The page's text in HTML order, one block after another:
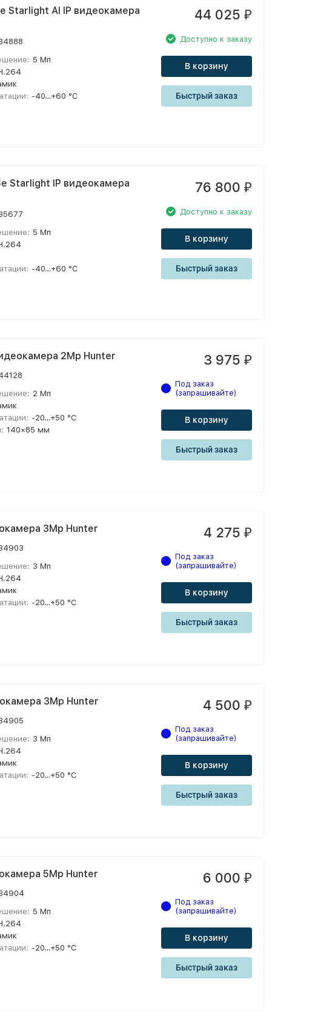
Starlight AI IP видеокамера
5 Мп
-40…+60 °С
44 025 ₽
Доступно к заказу
В корзину
Быстрый заказ
Starlight IP видеокамера
5 Мп
-40…+60 °С
76 800 ₽
Доступно к заказу
В корзину
Быстрый заказ
2Mp Hunter
2 Мп
-20…+50 °С
140×85 мм
3 975 ₽
Под заказ
(запрашивайте)
В корзину
Быстрый заказ
3Mp Hunter
3 Мп
-20…+50 °С
4 275 ₽
Под заказ
(запрашивайте)
В корзину
Быстрый заказ
3Mp Hunter
3 Мп
-20…+50 °С
4 500 ₽
Под заказ
(запрашивайте)
В корзину
Быстрый заказ
5Mp Hunter
5 Мп
-20…+50 °С
6 000 ₽
Под заказ
(запрашивайте)
В корзину
Быстрый заказ